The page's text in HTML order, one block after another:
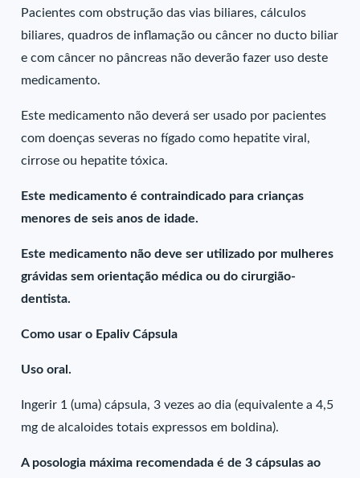
Pacientes com obstrução das vias biliares, cálculos
biliares, quadros de inflamação ou câncer no ducto biliar
e com câncer no pâncreas não deverão fazer uso deste
medicamento.
Este medicamento não deverá ser usado por pacientes
com doenças severas no fígado como hepatite viral,
cirrose ou hepatite tóxica.
Este medicamento é contraindicado para crianças
menores de seis anos de idade.
Este medicamento não deve ser utilizado por mulheres
grávidas sem orientação médica ou do cirurgião-
dentista.
Como usar o Epaliv Cápsula
Uso oral.
Ingerir 1 (uma) cápsula, 3 vezes ao dia (equivalente a 4,5
mg de alcaloides totais expressos em boldina).
A posologia máxima recomendada é de 3 cápsulas ao